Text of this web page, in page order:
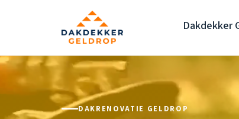
Dakdekker
DAKRENOVATIE GELDROP